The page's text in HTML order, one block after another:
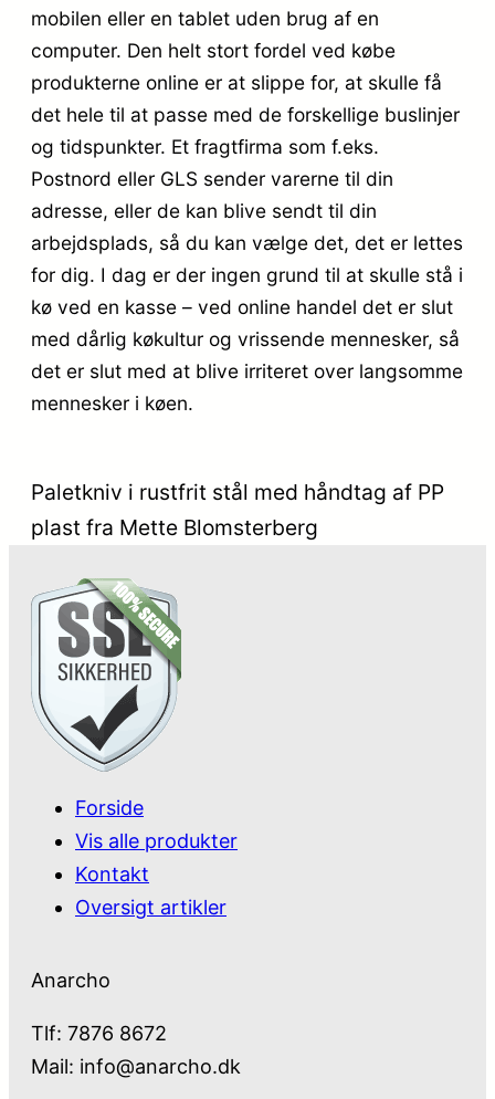
mobilen eller en tablet uden brug af en
computer. Den helt stort fordel ved købe
produkterne online er at slippe for, at skulle få
det hele til at passe med de forskellige buslinjer
og tidspunkter. Et fragtfirma som f.eks.
Postnord eller GLS sender varerne til din
adresse, eller de kan blive sendt til din
arbejdsplads, så du kan vælge det, det er lettes
for dig. I dag er der ingen grund til at skulle stå i
kø ved en kasse – ved online handel det er slut
med dårlig køkultur og vrissende mennesker, så
det er slut med at blive irriteret over langsomme
mennesker i køen.
Paletkniv i rustfrit stål med håndtag af PP
plast fra Mette Blomsterberg
Forside
Vis alle produkter
Kontakt
Oversigt artikler
Anarcho
Tlf: 7876 8672
Mail: info@anarcho.dk